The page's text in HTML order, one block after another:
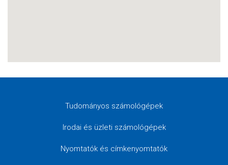
Tudományos számológépek
Irodai és üzleti számológépek
Nyomtatók és címkenyomtatók